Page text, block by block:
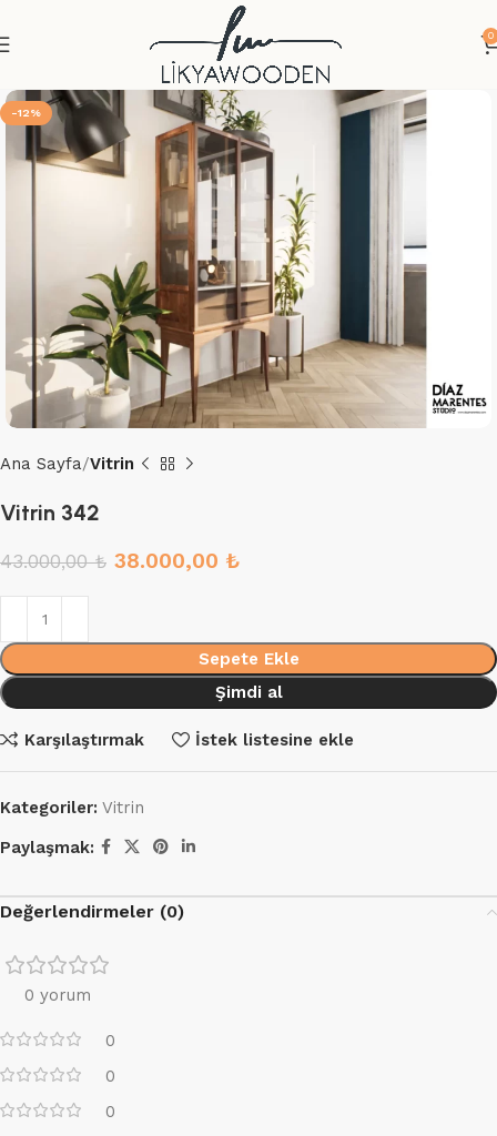
0
-12%
Ana Sayfa Vitrin
Vitrin 342
43.000,00₺ 38.000,00 ₺
Sepete Ekle
Şimdi al
Karşılaştırmak İstek listesine ekle
Kategoriler: Vitrin
Paylaşmak:
Değerlendirmeler (0)
0 yorum
0
0
0